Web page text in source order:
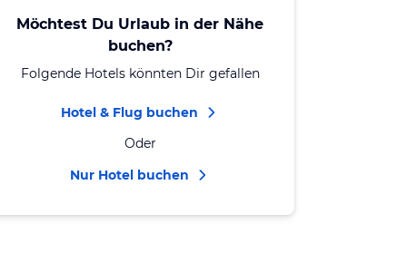
Möchtest Du Urlaub in der Nähe
buchen?
Folgende Hotels könnten Dir gefallen
Hotel & Flug buchen
Oder
Nur Hotel buchen